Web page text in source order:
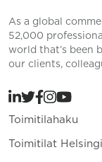
As a global
52,000
world that’s been
our clients,
Toimitilahaku
Toimitilat